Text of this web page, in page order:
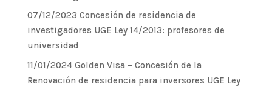
07/12/2023 Concesión de residencia de
investigadores UGE Ley 14/2013: profesores de
universidad
11/01/2024 Golden Visa – Concesión de la
Renovación de residencia para inversores UGE Ley